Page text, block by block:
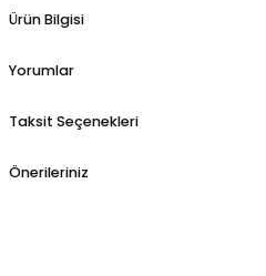
Ürün Bilgisi
Yorumlar
Taksit Seçenekleri
Önerileriniz